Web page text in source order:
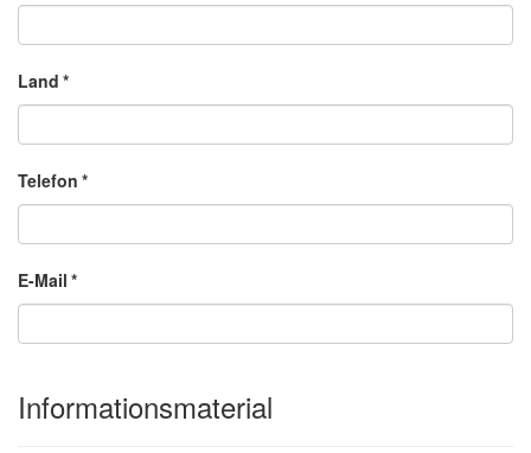
Land *
Telefon *
E-Mail *
Informationsmaterial